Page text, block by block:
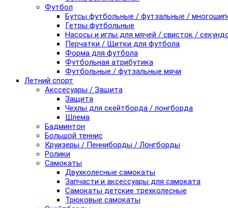
Футбол
Бутсы футбольные / футзальные /
Гетры футбольные
Насосы и иглы для мячей / свисток /
Перчатки / Щитки для футбола
Форма для футбола
Футбольная атрибутика
Футбольные / футзальные мячи
Летний спорт
Акссесуары / Защита
Защита
Чехлы для скейтборда / лонгборда
Шлема
Бадминтон
Большой теннис
Круизеры / Пенниборды / Лонгборды
Ролики
Самокаты
Двухколесные самокаты
Запчасти и аксессуары для самоката
Самокаты детские трехколесные
Трюковые самокаты